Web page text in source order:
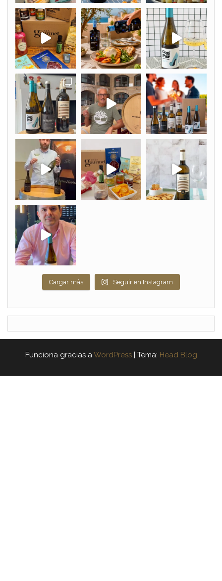
Cargar más Seguir en Instagram
Funciona gracias aWordPress | Tema: Head Blog